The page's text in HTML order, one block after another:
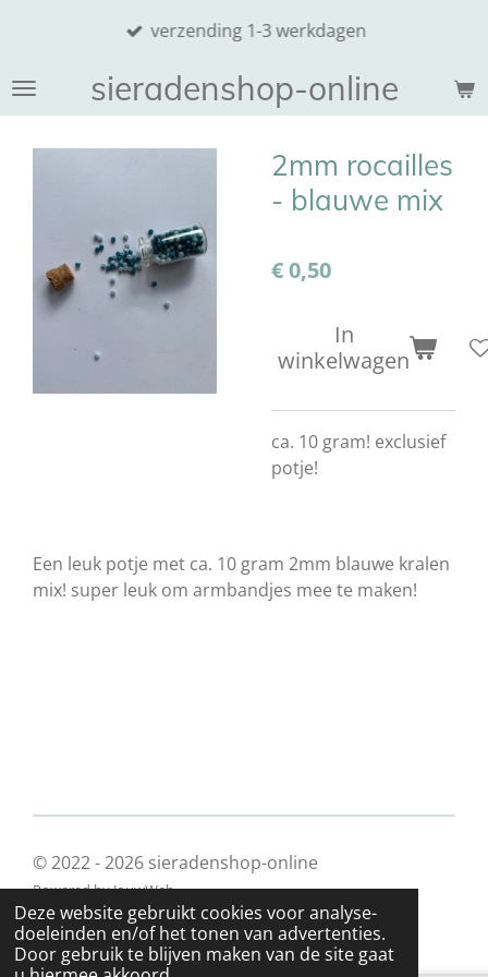
Deze website gebruikt cookies voor analyse-
doeleinden en/of het tonen van advertenties.
Door gebruik te blijven maken van de site gaat
de
sieradenshop-online
verzending 1-3 werkdagen
2mm rocailles
- blauwe mix
€ 0,50
In
winkelwagen
ca. 10 gram! exclusief
potje!
Een leuk potje met ca. 10 gram 2mm blauwe kralen
mix! super leuk om armbandjes mee te maken!
© 2022 - 2026 sieradenshop-online
Powered byJouwWeb